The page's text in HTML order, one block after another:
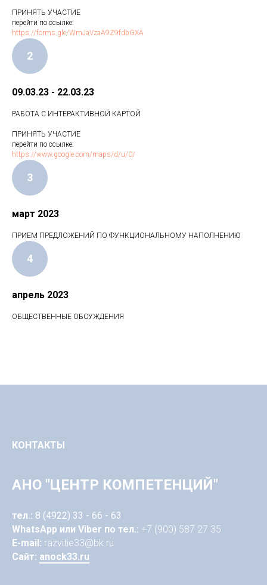
ПРИНЯТЬ УЧАСТИЕ
перейти по ссылке:
https://forms.gle/WmJaVzaA9Z9fdbGXA
2
09.03.23 - 22.03.23
РАБОТА С ИНТЕРАКТИВНОЙ КАРТОЙ
ПРИНЯТЬ УЧАСТИЕ
перейти по ссылке:
https://www.google.com/maps/d/u/0/
3
март 2023
ПРИЕМ ПРЕДЛОЖЕНИЙ ПО ФУНКЦИОНАЛЬНОМУ НАПОЛНЕНИЮ
4
апрель 2023
ОБЩЕСТВЕННЫЕ ОБСУЖДЕНИЯ
КОНТАКТЫ
АНО "ЦЕНТР КОМПЕТЕНЦИЙ"
тел.: 8 (4922) 33 - 66 - 63
WhatsApp или Viber по тел.: +7 (900) 587 27 35
E-mail: razvitie33@bk.ru
Сайт: anock33.ru